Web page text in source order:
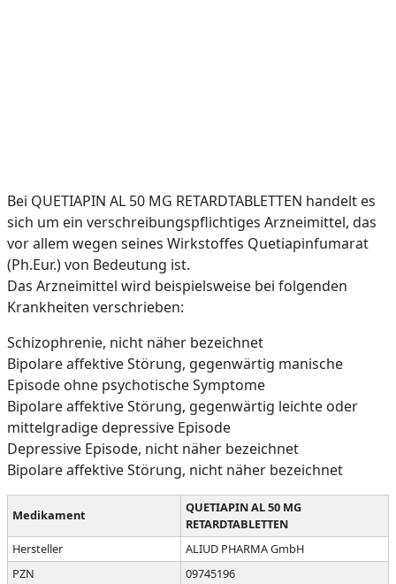
Bei QUETIAPIN AL 50 MG RETARDTABLETTEN handelt es
sich um ein verschreibungspflichtiges Arzneimittel, das
vor allem wegen seines Wirkstoffes Quetiapinfumarat
(Ph.Eur.) von Bedeutung ist.
Das Arzneimittel wird beispielsweise bei folgenden
Krankheiten verschrieben:
Schizophrenie, nicht näher bezeichnet
Bipolare affektive Störung, gegenwärtig manische
Episode ohne psychotische Symptome
Bipolare affektive Störung, gegenwärtig leichte oder
mittelgradige depressive Episode
Depressive Episode, nicht näher bezeichnet
Bipolare affektive Störung, nicht näher bezeichnet
Medikament
QUETIAPIN AL 50 MG
RETARDTABLETTEN
Hersteller
ALIUD PHARMA GmbH
PZN
09745196